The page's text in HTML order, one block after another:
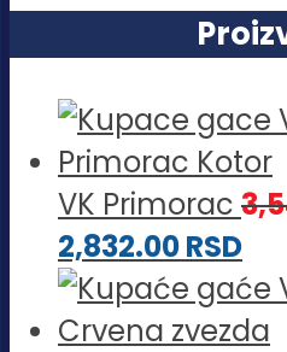
VK Primorac
2,832.00RSD